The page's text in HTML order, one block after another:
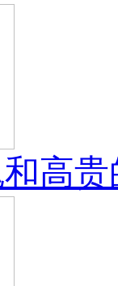
和高